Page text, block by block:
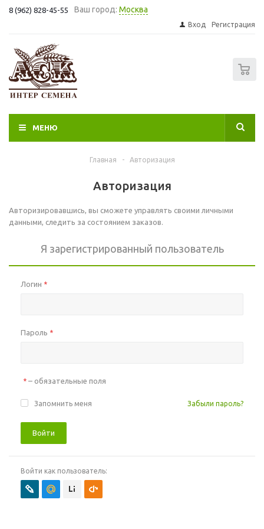
8 (962) 828-45-55 Ваш город: Москва
Вход Регистрация
МЕНЮ
Главная - Авторизация
Авторизация
Авторизировавшись, вы сможете управлять своими личными
данными, следить за состоянием заказов.
Я зарегистрированный пользователь
Логин *
Пароль *
* – обязательные поля
Забыли пароль?
Запомнить меня
Войти
Войти как пользователь: